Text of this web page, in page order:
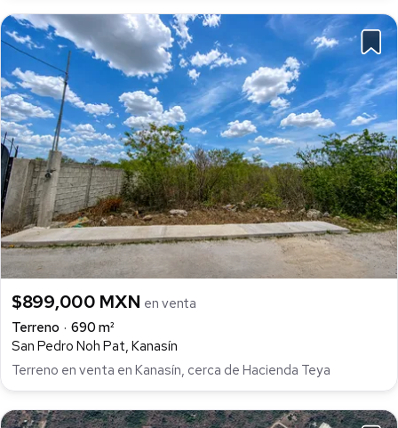
$899,000 MXN en venta
Terreno
690 m²
San Pedro Noh Pat, Kanasín
Terreno en venta en Kanasín, cerca de Hacienda Teya